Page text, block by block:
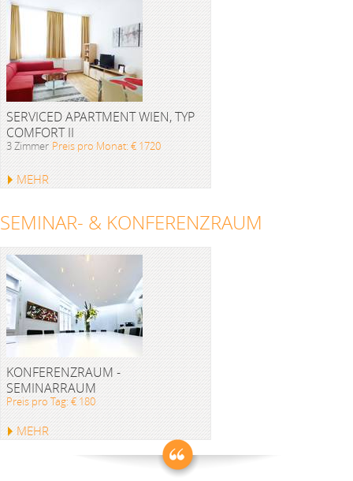
SERVICED APARTMENT WIEN, TYP
COMFORT II
3 Zimmer Preis pro Monat: € 1720
MEHR
SEMINAR- & KONFERENZRAUM
KONFERENZRAUM -
SEMINARRAUM
Preis pro Tag: € 180
MEHR